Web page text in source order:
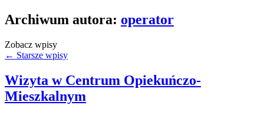
Archiwum autora: operator
Zobacz wpisy
← Starsze wpisy
Wizyta w Centrum Opiekuńczo-
Mieszkalnym